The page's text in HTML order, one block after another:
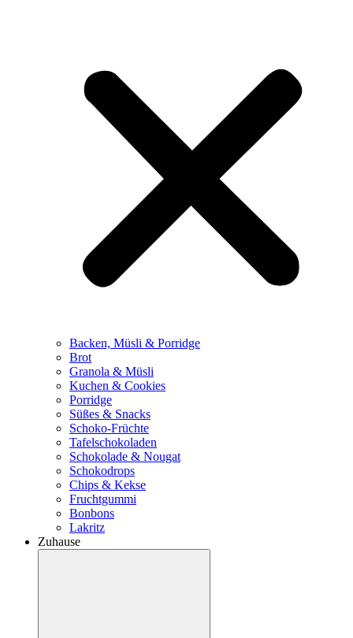
Backen, Müsli & Porridge
Brot
Granola & Müsli
Kuchen & Cookies
Porridge
Süßes & Snacks
Schoko-Früchte
Tafelschokoladen
Schokolade & Nougat
Schokodrops
Chips & Kekse
Fruchtgummi
Bonbons
Lakritz
Zuhause